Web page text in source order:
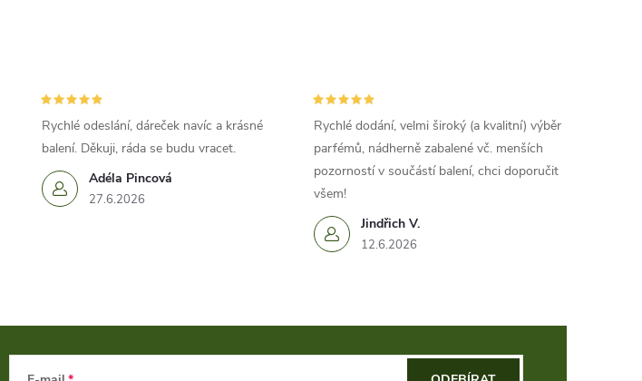
Adéla Pincová
27.6.2026
Rychlé odeslání, dáreček navíc a krásné
balení. Děkuji, ráda se budu vracet.
Jindřich V.
12.6.2026
Rychlé dodání, velmi široký (a kvalitní) výběr
parfémů, nádherně zabalené vč. menších
pozorností v součástí balení, chci doporučit
všem!